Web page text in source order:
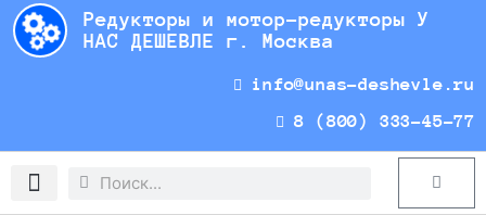
Перейти
содержимому
Редукторы и мотор-редукторы У
НАС ДЕШЕВЛЕ г. Москва
info@unas-deshevle.ru
8 (800) 333-45-77
Search
Search Cart